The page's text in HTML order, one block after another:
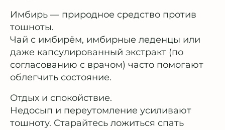
Имбирь — природное средство против
тошноты.
Чай с имбирём, имбирные леденцы или
даже капсулированный экстракт (по
согласованию с врачом) часто помогают
облегчить состояние.
Отдых и спокойствие.
Недосып и переутомление усиливают
тошноту. Старайтесь ложиться спать